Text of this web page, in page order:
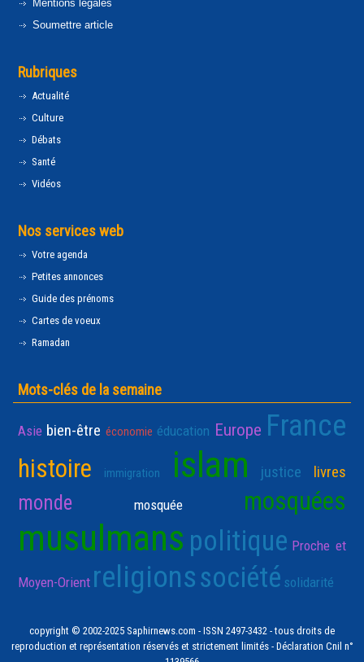
Mentions légales
Soumettre article
Rubriques
Actualité
Culture
Débats
Santé
Vidéos
Nos services web
Votre agenda
Petites annonces
Guide des prénoms
Cartes de voeux
Ramadan
Mots-clés de la semaine
Asie bien-être économie éducation Europe France
histoire immigration islam justice livres
monde mosquée mosquées
musulmans politique Proche et
Moyen-Orient religionssociété solidarité
copyright © 2002-2025 Saphirnews.com - ISSN 2497-3432 - tous droits de
reproduction et représentation réservés et strictement limités - Déclaration Cnil n°